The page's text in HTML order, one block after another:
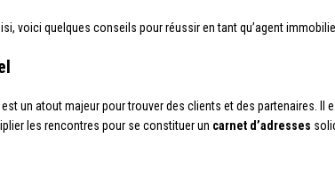
voici quelques conseils pour réussir en tant qu’agent
un atout majeur pour trouver des clients et des partenaires. Il
les rencontres pour se constituer un carnet d’adresses